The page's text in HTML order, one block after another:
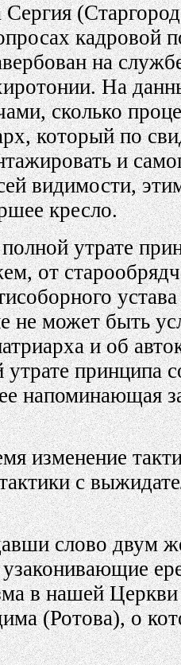
кадровой
на
На
сколько
который по
и
видимости,
кресло.
утрате
от
не может быть
и об
принципа
изменение
с
слово двум
в нашей Церкви
(Ротова), о